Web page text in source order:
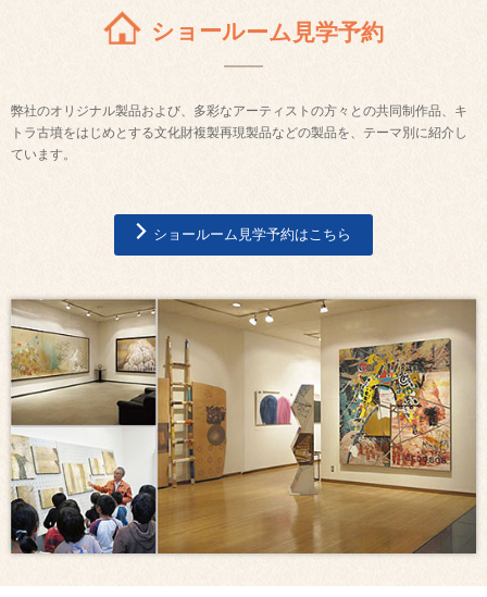
ショールーム見学予約
弊社のオリジナル製品および、多彩なアーティストの方々との共同制作品、キ
トラ古墳をはじめとする文化財複製再現製品などの製品を、テーマ別に紹介し
ています。
ショールーム見学予約はこちら